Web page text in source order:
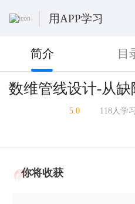
用APP学习
简介 目
数维管线设计-从缺
5.0 118人学习
你将收获